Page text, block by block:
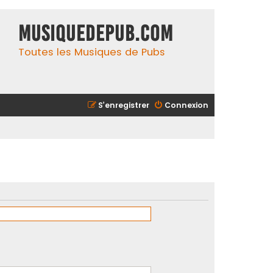
MusiqueDePub.com
Toutes les Musiques de Pubs
Connexion
S’enregistrer